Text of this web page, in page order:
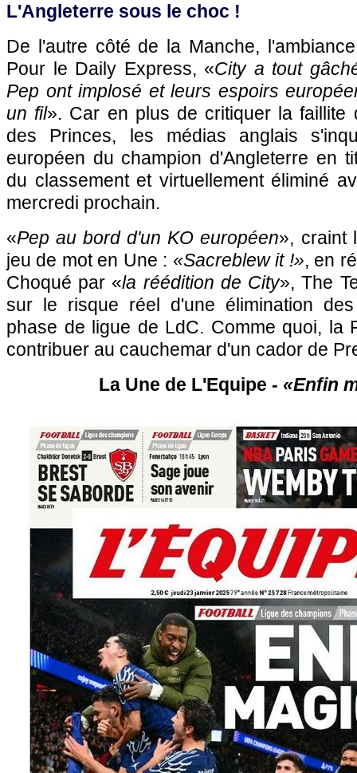
L'Angleterre sous le choc !
De l'autre côté de la Manche,
Pour le Daily Express, «City a tout
Pep ont implosé et leurs espoirs
un fil». Car en plus de critiquer la faillite
des Princes, les médias anglais
européen du champion d'Angleterre en
du classement et virtuellement éliminé
mercredi prochain.
«Pep au bord d'un KO européen», craint
jeu de mot en Une : «Sacreblew it !», en
Choqué par «la réédition de City», The
sur le risque réel d'une élimination
phase de ligue de LdC. Comme quoi, la
contribuer au cauchemar d'un cador de
La Une de L'Equipe - «Enfin